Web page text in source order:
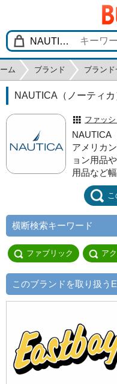
ム ブランド ブランド
NAUTICA（ノーティカ
ファッ
NAUTICA
アメリカ
ョン用品
用品など
横断検索キーワード
ファブリック ア
このブランドを取り扱う